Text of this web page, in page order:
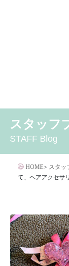
キ
その他の治療
アレルギー
タトゥー・
ニキビ痕
ニキビ痕の凹
2026年5月
2026年2月
スタッフ
STAFF Blog
HOME> スタッ
て、ヘアアクセサ